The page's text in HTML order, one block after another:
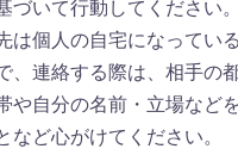
づいて行動してください
は個人の自宅になってい
、連絡する際は、相手の
や自分の名前・立場など
など心がけてください。